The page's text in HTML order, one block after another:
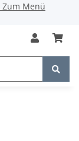
Zum Menü